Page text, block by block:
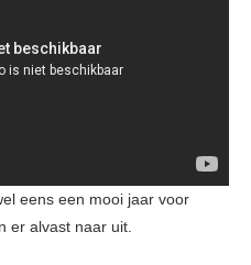
eens een mooi jaar voor
er alvast naar uit.